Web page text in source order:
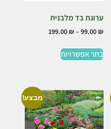
ערוגת בד מלבנית
99.00₪
–
199.00₪
בחר אפשרויות
מבצע!